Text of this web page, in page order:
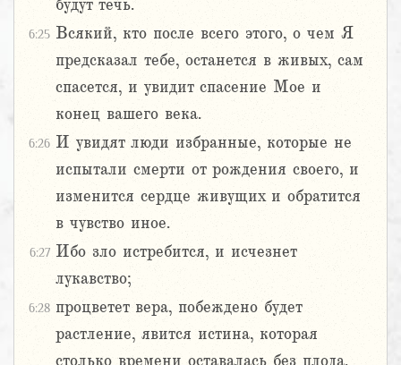
будут течь.
6:25 Всякий, кто после всего этого, о чем Я
предсказал тебе, останется в живых, сам
спасется, и увидит спасение Мое и
конец вашего века.
6:26 И увидят люди избранные, которые не
испытали смерти от рождения своего, и
изменится сердце живущих и обратится
в чувство иное.
6:27 Ибо зло истребится, и исчезнет
лукавство;
6:28 процветет вера, побеждено будет
растление, явится истина, которая
столько времени оставалась без плода.